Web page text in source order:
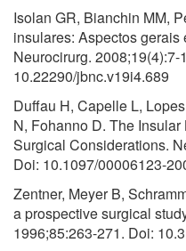
Isolan GR, Bianchin MM,
insulares: Aspectos
Neurocirurg. 2008;19(4):7-
10.22290/jbnc.v19i4.689
Duffau H, Capelle L,
N, Fohanno D. The
Surgical Considerations.
Doi: 10.1097/00006123-
Zentner, Meyer B,
a prospective surgical
1996;85:263-271. Doi: